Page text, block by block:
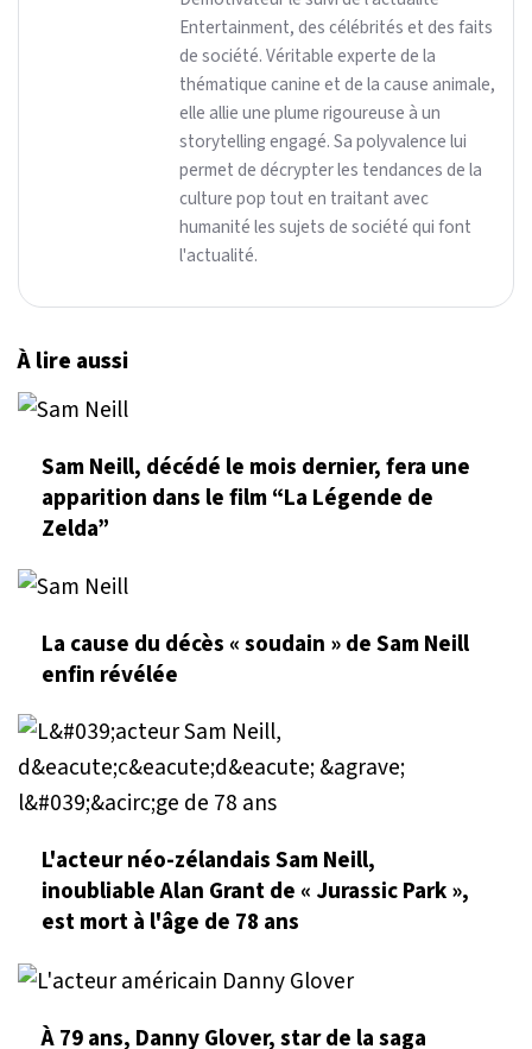
Entertainment, des célébrités et des faits
de société. Véritable experte de la
thématique canine et de la cause animale,
elle allie une plume rigoureuse à un
storytelling engagé. Sa polyvalence lui
permet de décrypter les tendances de la
culture pop tout en traitant avec
humanité les sujets de société qui font
l'actualité.
À lire aussi
Sam Neill, décédé le mois dernier, fera une
apparition dans le film “La Légende de
Zelda”
La cause du décès « soudain » de Sam Neill
enfin révélée
L'acteur néo-zélandais Sam Neill,
inoubliable Alan Grant de « Jurassic Park »,
est mort à l'âge de 78 ans
À 79 ans, Danny Glover, star de la saga